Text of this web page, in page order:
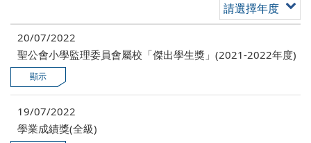
請選擇年度
20/07/2022
聖公會小學監理委員會屬校「傑出學生獎」(2021-2022年度)
19/07/2022
學業成績獎(全級)